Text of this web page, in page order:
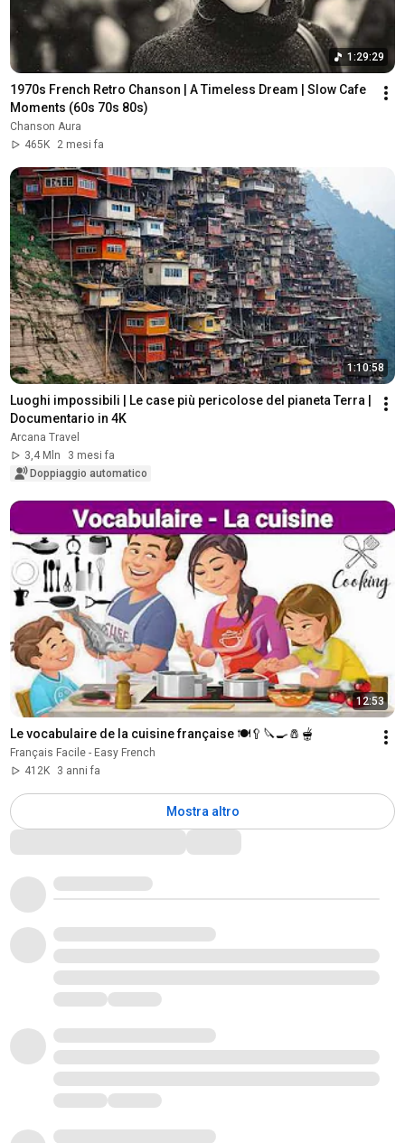
1:29:29
1970s French Retro Chanson | A Timeless Dream | Slow Cafe
Moments (60s 70s 80s)
Chanson Aura
465K
2 mesi fa
1:10:58
Luoghi impossibili | Le case più pericolose del pianeta Terra |
Documentario in 4K
Arcana Travel
3,4 Mln
3 mesi fa
Doppiaggio automatico
12:53
Le vocabulaire de la cuisine française 🍽️🥄🔪🍳🧂🫕
Français Facile - Easy French
412K
3 anni fa
Mostra altro